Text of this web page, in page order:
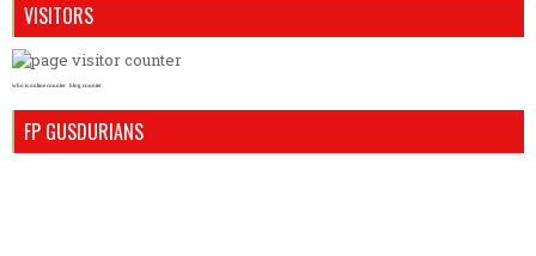
VISITORS
who is online counter blog counter
FP GUSDURIANS